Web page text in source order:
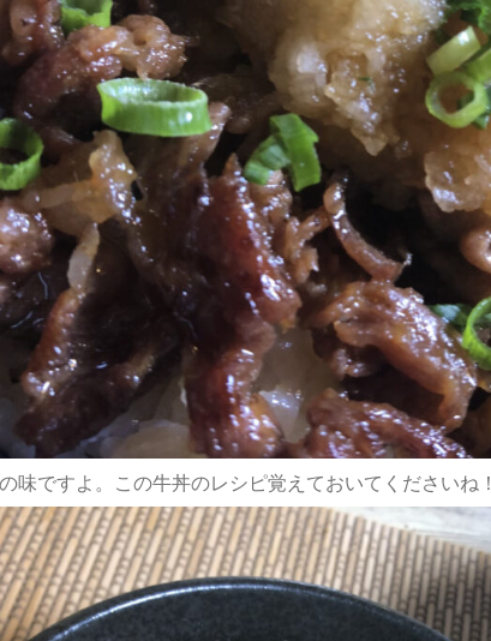
味ですよ。この牛丼のレシピ覚えておいてくださいね！